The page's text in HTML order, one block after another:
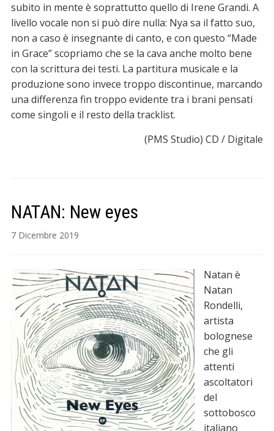
subito in mente è soprattutto quello di Irene Grandi. A
livello vocale non si può dire nulla: Nya sa il fatto suo,
non a caso è insegnante di canto, e con questo “Made
in Grace” scopriamo che se la cava anche molto bene
con la scrittura dei testi. La partitura musicale e la
produzione sono invece troppo discontinue, marcando
una differenza fin troppo evidente tra i brani pensati
come singoli e il resto della tracklist.
(PMS Studio) CD / Digitale
NATAN: New eyes
7 Dicembre 2019
Natan è
Natan
Rondelli,
artista
bolognese
che gli
attenti
ascoltatori
del
sottobosco
italiano